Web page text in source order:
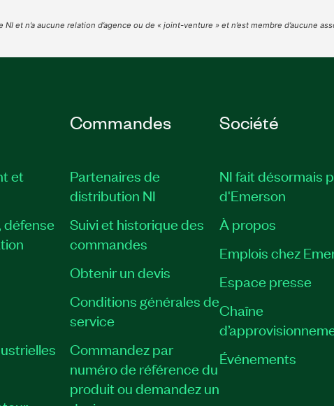
et n’a aucune relation d’agence ou de « joint-venture » et n’est membre d’aucune
et
défense
Commandes
Partenaires de
distribution NI
Suivi et historique des
commandes
Obtenir un devis
Conditions générales de
service
Commandez par
numéro de référence du
produit ou demandez un
Société
NI fait désormais
d'Emerson
À propos
Emplois chez
Espace presse
Chaîne
Événements